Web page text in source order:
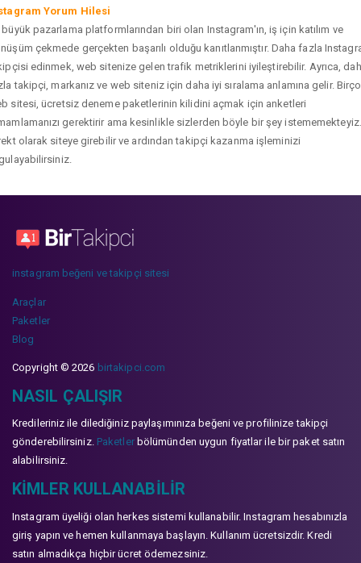
Yorum Hilesi
büyük pazarlama platformlarından biri olan Instagram'ın, iş için katılım ve
çekmede gerçekten başarılı olduğu kanıtlanmıştır. Daha fazla
edinmek, web sitenize gelen trafik metriklerini iyileştirebilir. Ayrıca,
takipçi, markanız ve web siteniz için daha iyi sıralama anlamına gelir.
sitesi, ücretsiz deneme paketlerinin kilidini açmak için anketleri
gerektirir ama kesinlikle sizlerden böyle bir şey istememekteyiz.
olarak siteye girebilir ve ardından takipçi kazanma işleminizi
instagram beğeni ve takipçi sitesi
Araçlar
Paketler
Blog
Copyright © 2026 birtakipci.com
NASIL ÇALIŞIR
Kredileriniz ile dilediğiniz paylaşımınıza beğeni ve profilinize takipçi
gönderebilirsiniz. Paketlerbölümünden uygun fiyatlar ile bir paket satın
alabilirsiniz.
KIMLER KULLANABILIR
Instagram üyeliği olan herkes sistemi kullanabilir. Instagram hesabınızla
giriş yapın ve hemen kullanmaya başlayın. Kullanım ücretsizdir. Kredi
satın almadıkça hiçbir ücret ödemezsiniz.